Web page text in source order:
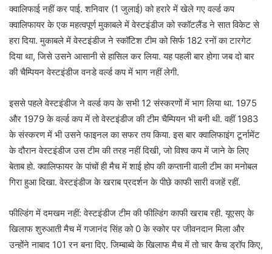
क्वालिफाई नहीं कर पाई. शनिवार (1 जुलाई) को हरारे में खेले गए वर्ल्ड कप
क्वालिफायर के एक महत्वपूर्ण मुकाबले में वेस्टइंडीज को स्कॉटलैंड ने सात विकेट से
हरा दिया. मुकाबले में वेस्टइंडीज ने स्कॉटिश टीम को सिर्फ 182 रनों का टारगेट
दिया था, जिसे उसने आसानी से हासिल कर लिया. यह पहली बार होगा जब दो बार
की चैम्पियन वेस्टइंडीज वनडे वर्ल्ड कप में भाग नहीं लेगी.
इससे पहले वेस्टइंडीज ने वर्ल्ड कप के सभी 12 संस्करणों में भाग लिया था. 1975
और 1979 के वर्ल्ड कप में तो वेस्टइंडीज की टीम चैम्पियन भी बनी थी. वहीं 1983
के संस्करण में भी उसने फाइनल का सफर तय किया. इस बार क्वालिफाइंग टूर्नामेंट
के दौरान वेस्टइंडीज उस टीम की तरह नहीं दिखी, जो विश्व कप में जाने के लिए
बेताब हो. क्वालिफायर के पांचों ही मैच में शाई होप की कप्तानी वाली टीम का मनोबल
गिरा हुआ दिखा‌. वेस्टइंडीज के खराब प्रदर्शन के पीछे काफी सारी वजहें रहीं.
फील्डिंग में दमखम नहीं: वेस्टइंडीज टीम की फील्डिंग काफी खराब रही. यूएसए के
खिलाफ शुरुआती मैच में गजानंद सिंह को 0 के स्कोर पर जीवनदान मिला और
उन्होंने नाबाद 101 रन बना दिए. जिम्बाब्वे के खिलाफ मैच में तो चार कैच ड्रॉप किए,